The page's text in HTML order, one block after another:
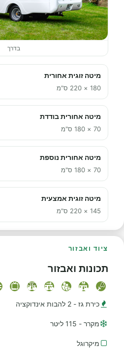
בדרך
מיטה זוגית אחורית
180 × 220 ס"מ
מיטה אחורית בודדת
70 × 180 ס"מ
מיטה אחורית נוספת
70 × 180 ס"מ
מיטה זוגית אמצעית
145 × 220 ס"מ
ציוד ואבזור
תכונות ואבזור
כירת גז - 2 להבות אינדוקציה
מקרר - 115 ליטר
מיקרוגל